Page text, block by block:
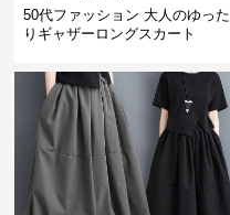
50代ファッション 大人のゆった
りギャザーロングスカート